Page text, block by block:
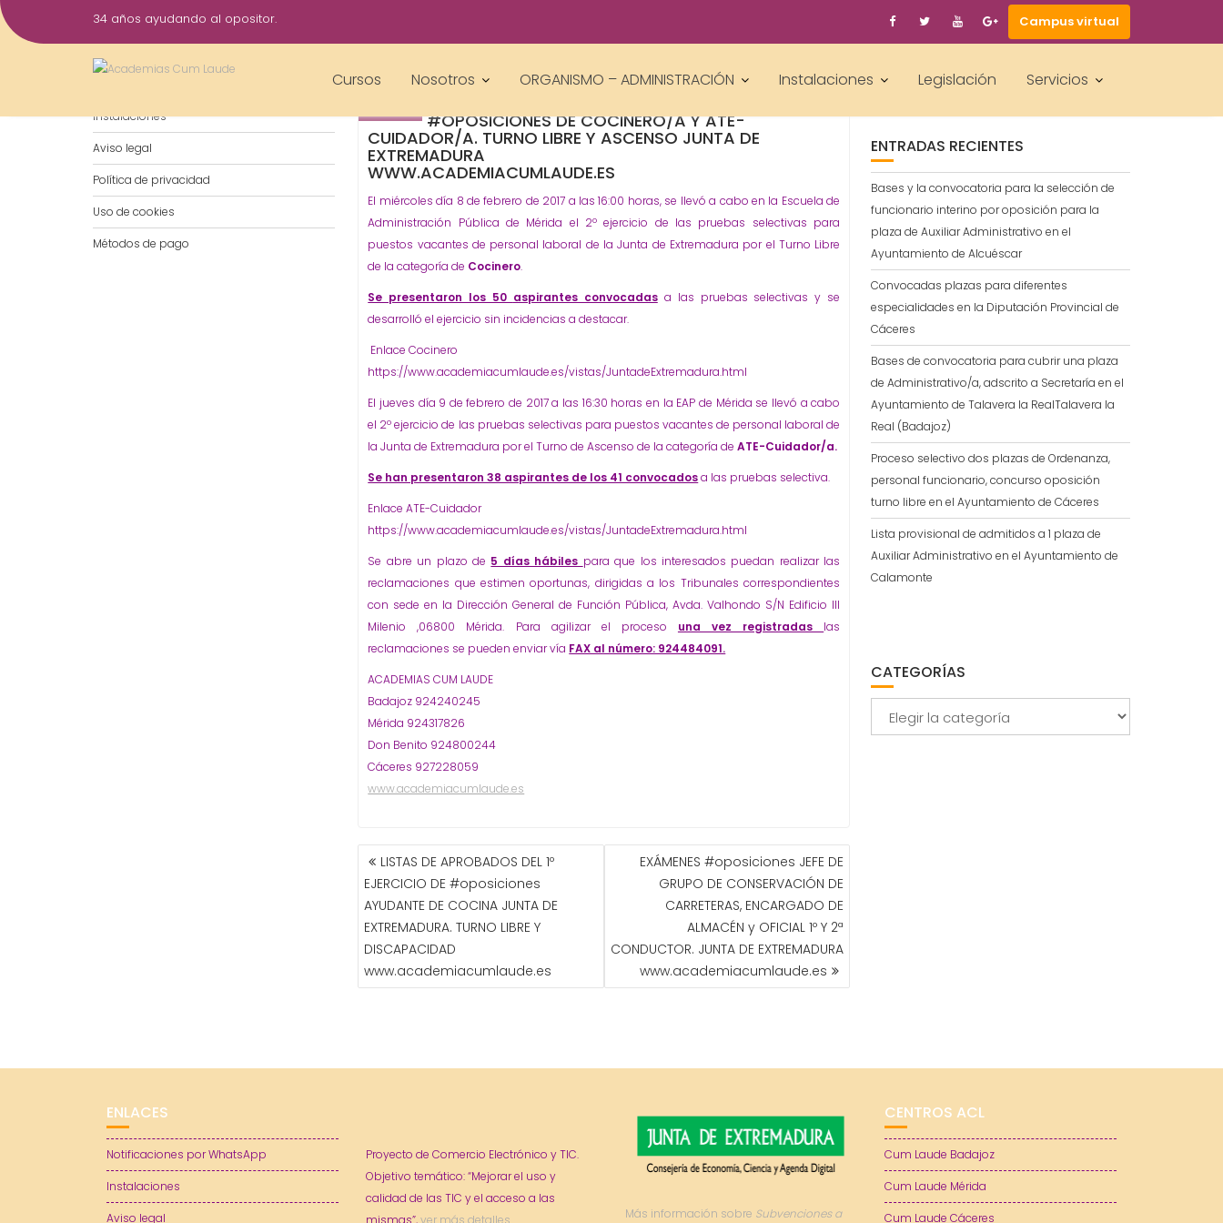
Saltar
al
34 años ayudando al opositor. Campus virtual
Cursos Nosotros ORGANISMO – ADMINISTRACIÓN Instalaciones Legislación Servicios
10 academiacumlaudeoposiciones
Prensa
#OPOSICIONES DE COCINERO/A Y ATE-
CUIDADOR/A. TURNO LIBRE Y ASCENSO JUNTA DE
EXTREMADURA
WWW.ACADEMIACUMLAUDE.ES
El miércoles día 8 de febrero de 2017 a las 16:00 horas, se llevó a cabo en la Escuela de
Administración Pública de Mérida el 2º ejercicio de las pruebas selectivas para
puestos vacantes de personal laboral de la Junta de Extremadura por el Turno Libre
de la categoría de Cocinero.
Se presentaron los 50 aspirantes convocadasa las pruebas selectivas y se
desarrolló el ejercicio sin incidencias a destacar.
Enlace Cocinero
https://www.academiacumlaude.es/vistas/JuntadeExtremadura.html
El jueves día 9 de febrero de 2017 a las 16:30 horas en la EAP de Mérida se llevó a cabo
el 2º ejercicio de las pruebas selectivas para puestos vacantes de personal laboral de
la Junta de Extremadura por el Turno de Ascenso de la categoría de ATE-Cuidador/a.
Se han presentaron 38 aspirantes de los 41 convocadosa las pruebas selectiva.
Enlace ATE-Cuidador
https://www.academiacumlaude.es/vistas/JuntadeExtremadura.html
Se abre un plazo de 5 días hábiles para que los interesados puedan realizar las
reclamaciones que estimen oportunas, dirigidas a los Tribunales correspondientes
con sede en la Dirección General de Función Pública, Avda. Valhondo S/N Edificio III
Milenio ,06800 Mérida. Para agilizar el proceso una vez registradas las
reclamaciones se pueden enviar vía FAX al número: 924484091.
ACADEMIAS CUM LAUDE
Badajoz 924240245
Mérida 924317826
Don Benito 924800244
Cáceres 927228059
www.academiacumlaude.es
NAVEGACIÓN
DE
ENTRADAS
LISTAS DE APROBADOS DEL 1º
EJERCICIO DE #oposiciones
AYUDANTE DE COCINA JUNTA DE
EXTREMADURA. TURNO LIBRE Y
DISCAPACIDAD
www.academiacumlaude.es
EXÁMENES #oposiciones JEFE DE
GRUPO DE CONSERVACIÓN DE
CARRETERAS, ENCARGADO DE
ALMACÉN y OFICIAL 1º Y 2ª
CONDUCTOR. JUNTA DE EXTREMADURA
www.academiacumlaude.es
Instalaciones
Aviso legal
Política de privacidad
Uso de cookies
Métodos de pago
ENTRADAS RECIENTES
Bases y la convocatoria para la selección de
funcionario interino por oposición para la
plaza de Auxiliar Administrativo en el
Ayuntamiento de Alcuéscar
Convocadas plazas para diferentes
especialidades en la Diputación Provincial de
Cáceres
Bases de convocatoria para cubrir una plaza
de Administrativo/a, adscrito a Secretaría en el
Ayuntamiento de Talavera la RealTalavera la
Real (Badajoz)
Proceso selectivo dos plazas de Ordenanza,
personal funcionario, concurso oposición
turno libre en el Ayuntamiento de Cáceres
Lista provisional de admitidos a 1 plaza de
Auxiliar Administrativo en el Ayuntamiento de
Calamonte
CATEGORÍAS
ENLACES
Notificaciones por WhatsApp
Instalaciones
Aviso legal
Proyecto de Comercio Electrónico y TIC.
Objetivo temático: “Mejorar el uso y
calidad de las TIC y el acceso a las
mismas”,ver más detalles. Más información sobre Subvenciones a
CENTROS ACL
Cum Laude Badajoz
Cum Laude Mérida
Cum Laude Cáceres